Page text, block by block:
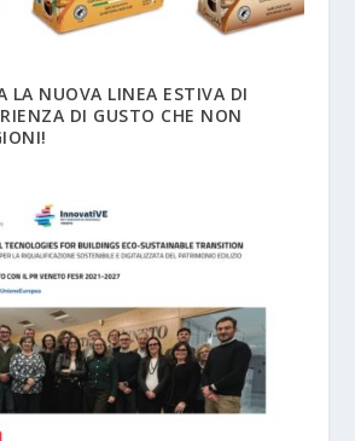
LA NUOVA LINEA ESTIVA DI
DI GUSTO CHE NON